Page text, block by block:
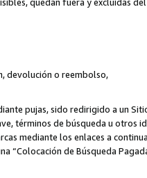
devolución o reembolso,
pujas, sido redirigido a un
términos de búsqueda u otros
mediante los enlaces a
“Colocación de Búsqueda